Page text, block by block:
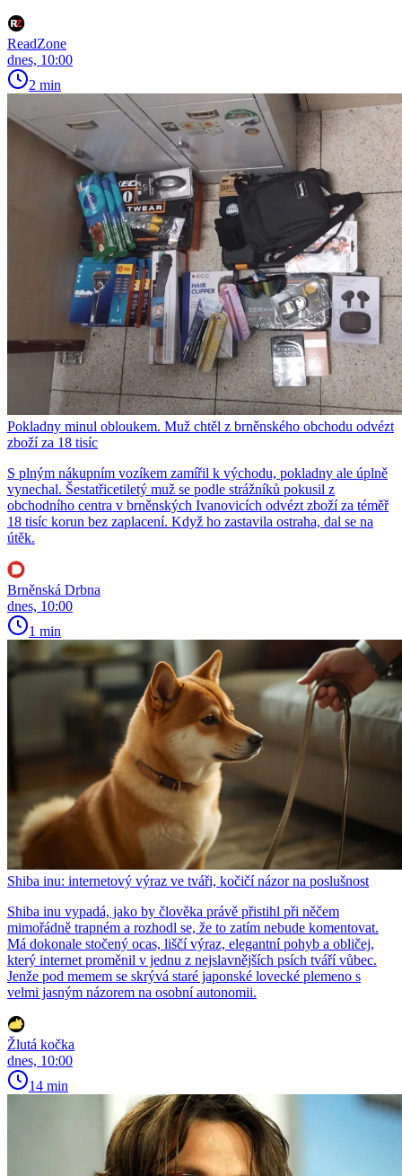
ReadZone
dnes, 10:00
2 min
Pokladny minul obloukem. Muž chtěl z brněnského obchodu odvézt
zboží za 18 tisíc
S plným nákupním vozíkem zamířil k východu, pokladny ale úplně
vynechal. Šestatřicetiletý muž se podle strážníků pokusil z
obchodního centra v brněnských Ivanovicích odvézt zboží za téměř
18 tisíc korun bez zaplacení. Když ho zastavila ostraha, dal se na
útěk.
Brněnská Drbna
dnes, 10:00
1 min
Shiba inu: internetový výraz ve tváři, kočičí názor na poslušnost
Shiba inu vypadá, jako by člověka právě přistihl při něčem
mimořádně trapném a rozhodl se, že to zatím nebude komentovat.
Má dokonale stočený ocas, liščí výraz, elegantní pohyb a obličej,
který internet proměnil v jednu z nejslavnějších psích tváří vůbec.
Jenže pod memem se skrývá staré japonské lovecké plemeno s
velmi jasným názorem na osobní autonomii.
Žlutá kočka
dnes, 10:00
14 min